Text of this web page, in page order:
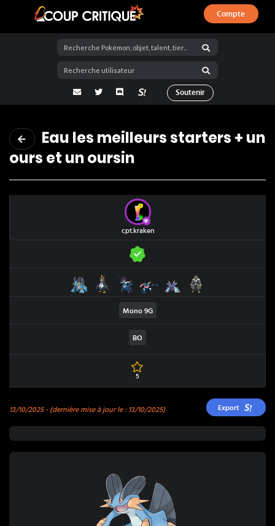
Coup Critique
Compte
adresse email
Twitter Discord La Salty Room sur Pokémon
Soutenir
Eau les meilleurs starters + un
ours et un oursin
cpt.kraken
Laggron PingoléonClamiral de Hisui
AmphinobiPrédastérie
Mono 9G
BO
5
13/10/2025 - (dernière mise à jour le : 13/10/2025) Export